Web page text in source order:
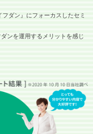
ダン』にフォーカスしたセミ
ンを運用するメリットを感じ